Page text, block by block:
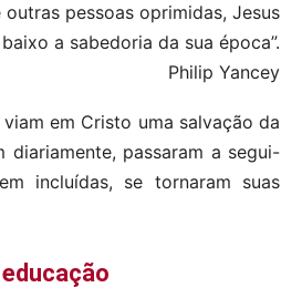
outras pessoas oprimidas, Jesus
a sabedoria da sua época”.
Philip Yancey
viam em Cristo uma salvação da
diariamente, passaram a segui-
incluídas, se tornaram suas